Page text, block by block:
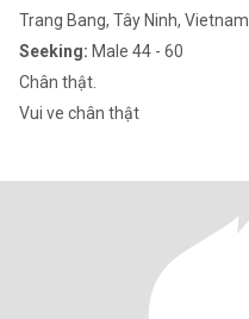
Trang Bang, Tây Ninh, Vietnam
Seeking: Male 44 - 60
Chân thật.
Vui ve chân thật